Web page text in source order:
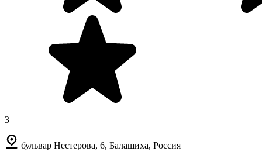
3
бульвар Нестерова, 6, Балашиха, Россия